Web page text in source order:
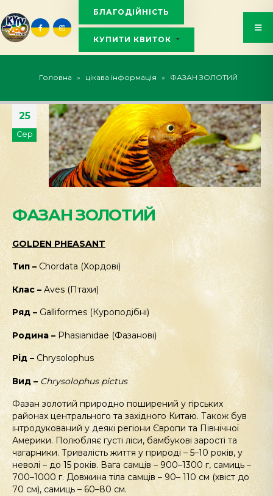
БЛАГОДІЙНІСТЬ
КУПИТИ КВИТОК
Головна » цікава інформація » ФАЗАН ЗОЛОТИЙ
25
Сер
ФАЗАН ЗОЛОТИЙ
GOLDEN PHEASANT
Тип – Chordata (Хордові)
Клас – Aves (Птахи)
Ряд – Galliformes (Куроподібні)
Родина – Phasianidae (Фазанові)
Рід – Chrysolophus
Вид – Chrysolophus pictus
Фазан золотий природно поширений у гірських
районах центрального та західного Китаю. Також був
інтродукований у деякі регіони Європи та Північної
Америки. Полюбляє густі ліси, бамбукові зарості та
чагарники. Тривалість життя у природі – 5–10 років, у
неволі – до 15 років. Вага самців – 900–1300 г, самиць –
700–1000 г. Довжина тіла самців – 90– 110 см (хвіст до
70 см), самиць – 60–80 см.